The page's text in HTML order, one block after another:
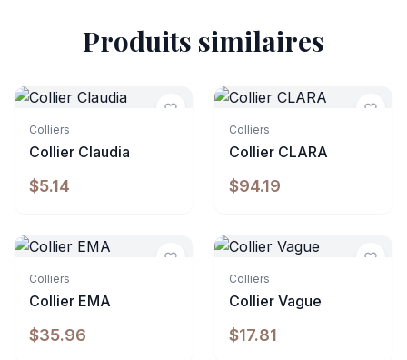
Produits similaires
Colliers
Collier Claudia
$5.14
Colliers
Collier CLARA
$94.19
Colliers
Collier EMA
$35.96
Colliers
Collier Vague
$17.81